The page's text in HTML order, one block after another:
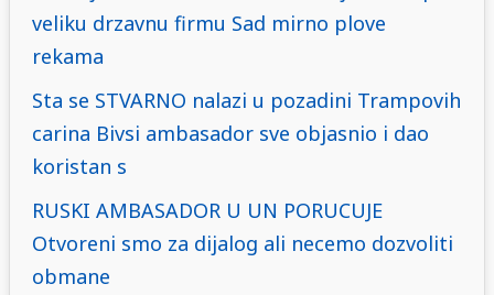
veliku drzavnu firmu Sad mirno plove
rekama
Sta se STVARNO nalazi u pozadini Trampovih
carina Bivsi ambasador sve objasnio i dao
koristan s
RUSKI AMBASADOR U UN PORUCUJE
Otvoreni smo za dijalog ali necemo dozvoliti
obmane